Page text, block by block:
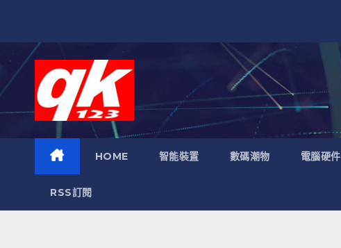
HOME 智能裝置 數碼潮物 電腦硬件
RSS訂閱